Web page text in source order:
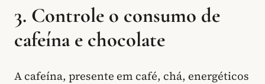
3. Controle o consumo de
cafeína e chocolate
A cafeína, presente em café, chá, energéticos